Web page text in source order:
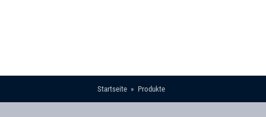
Startseite Produkte